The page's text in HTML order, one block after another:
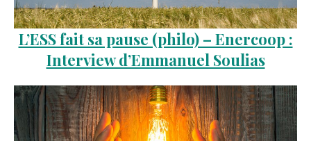
L’ESS fait sa pause (philo) – Enercoop :
Interview d’Emmanuel Soulias